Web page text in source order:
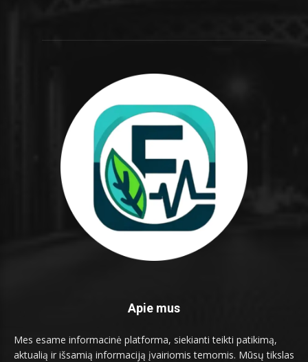
Apie mus
Mes esame informacinė platforma, siekianti teikti patikimą,
aktualią ir išsamią informaciją įvairiomis temomis. Mūsų tikslas